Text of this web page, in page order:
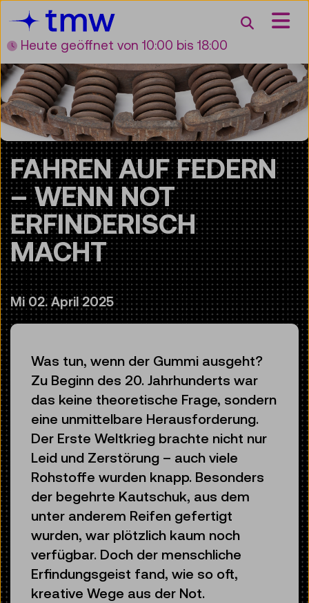
Zum Inhalt
Zum Hauptmenü
Zur Suche
Zur Zielgruppennavigation
Suche
Heute geöffnet von 10:00 bis 18:00
FAHREN AUF FEDERN
– WENN NOT
ERFINDERISCH
MACHT
Mi 02. April 2025
Was tun, wenn der Gummi ausgeht?
Zu Beginn des 20. Jahrhunderts war
das keine theoretische Frage, sondern
eine unmittelbare Herausforderung.
Der Erste Weltkrieg brachte nicht nur
Leid und Zerstörung – auch viele
Rohstoffe wurden knapp. Besonders
der begehrte Kautschuk, aus dem
unter anderem Reifen gefertigt
wurden, war plötzlich kaum noch
verfügbar. Doch der menschliche
Erfindungsgeist fand, wie so oft,
kreative Wege aus der Not.